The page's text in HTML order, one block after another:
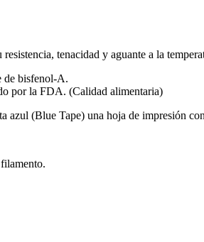
tenacidad y aguante a la
de bisfenol-A.
por la FDA. (Calidad alimentaria)
azul (Blue Tape) una hoja de impresión